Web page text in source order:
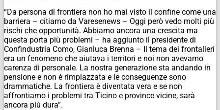
“Da persona di frontiera non ho mai visto il confine come una
barriera – citiamo da Varesenews – Oggi però vedo molti più
rischi che opportunità. Abbiamo ancora una crescita ma
questa porta più problemi – ha aggiunto il presidente di
Confindustria Como, Gianluca Brenna – Il tema dei frontalieri
era un fenomeno che aiutava i territori e noi non avevamo
carenza di personale. La nostra generazione sta andando in
pensione e non è rimpiazzata e le conseguenze sono
drammatiche. La frontiera è diventata vera e se non
affrontiamo i problemi tra Ticino e province vicine, sarà
ancora più dura”.